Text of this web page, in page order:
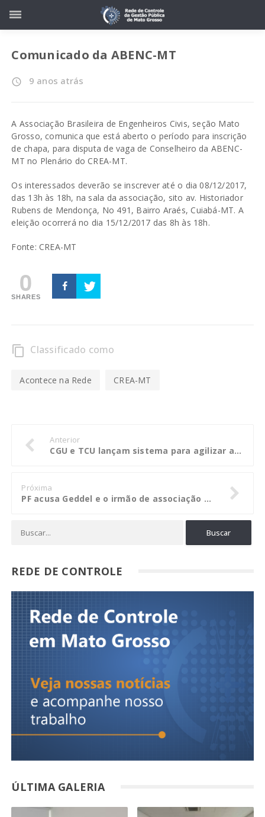
Comunicado da ABENC-MT
access_time 9 anos atrás
A Associação Brasileira de Engenheiros Civis, seção Mato
Grosso, comunica que está aberto o período para inscrição
de chapa, para disputa de vaga de Conselheiro da ABENC-
MT no Plenário do CREA-MT.
Os interessados deverão se inscrever até o dia 08/12/2017,
das 13h às 18h, na sala da associação, sito av. Historiador
Rubens de Mendonça, No 491, Bairro Araés, Cuiabá-MT. A
eleição ocorrerá no dia 15/12/2017 das 8h às 18h.
Fonte: CREA-MT
0
SHARES
content_copy Classificado como
Acontece na Rede CREA-MT
Anterior
CGU e TCU lançam sistema para agilizar ações de ressarcimento aos cofres públicos
Próxima
PF acusa Geddel e o irmão de associação criminosa e lavagem
REDE DE CONTROLE
ÚLTIMA GALERIA